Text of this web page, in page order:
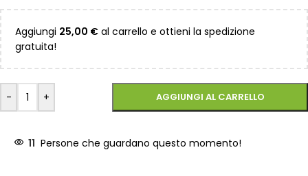
Aggiungi 25,00 € al carrello e ottieni la spedizione
gratuita!
- + AGGIUNGI AL CARRELLO
11 Persone che guardano questo momento!